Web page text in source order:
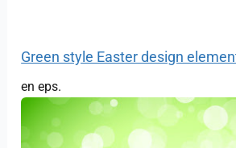
Green style Easter design
en eps.